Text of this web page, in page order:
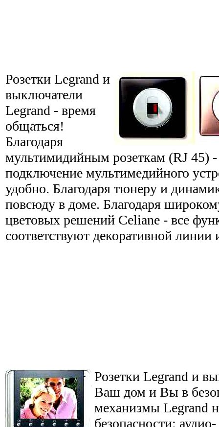
Розетки Legrand и
выключатели
Legrand - время
общаться!
Благодаря
мультимидийным розеткам (RJ 45)
подключение мультимедийного
удобно. Благодаря тюнеру и
повсюду в доме. Благодаря
цветовых решений Celiane - все
соответствуют декоративной линии
Розетки Legrand и
Ваш дом и Вы в
механизмы Legrand
безопасности: